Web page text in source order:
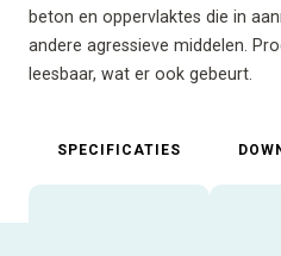
beton en oppervlaktes die in
andere agressieve middelen.
leesbaar, wat er ook gebeurt.
SPECIFICATIES